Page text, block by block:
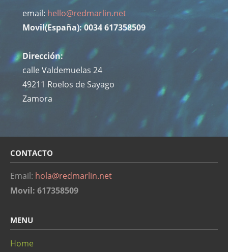
email: hello@redmarlin.net
Movil(España): 0034 617358509
Dirección:
calle Valdemuelas 24
49211 Roelos de Sayago
Zamora
CONTACTO
Email: hola@redmarlin.net
Movil: 617358509
MENU
Home